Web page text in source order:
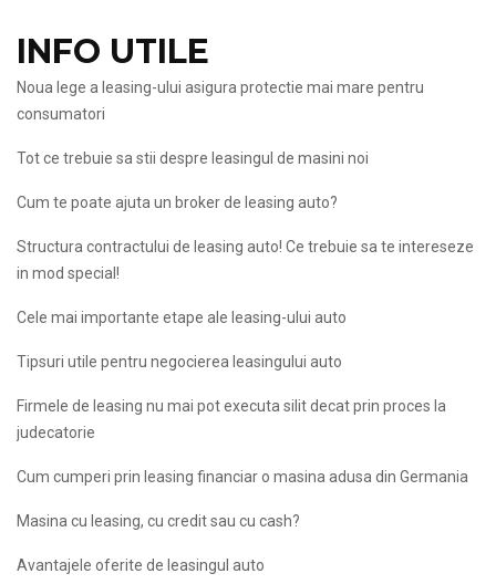
INFO UTILE
Noua lege a leasing-ului asigura protectie mai mare pentru
consumatori
Tot ce trebuie sa stii despre leasingul de masini noi
Cum te poate ajuta un broker de leasing auto?
Structura contractului de leasing auto! Ce trebuie sa te intereseze
in mod special!
Cele mai importante etape ale leasing-ului auto
Tipsuri utile pentru negocierea leasingului auto
Firmele de leasing nu mai pot executa silit decat prin proces la
judecatorie
Cum cumperi prin leasing financiar o masina adusa din Germania
Masina cu leasing, cu credit sau cu cash?
Avantajele oferite de leasingul auto